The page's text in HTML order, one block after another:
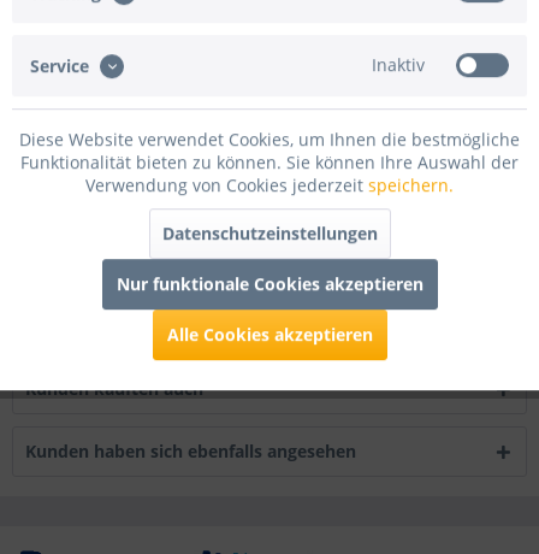
mehr
Bewertungen
1
Bewertungen lesen, schreiben und diskutieren...mehr
Infos zum Hersteller
Folgende Infos zum Hersteller sind verfübar......mehr
Kunden kauften auch
Kunden haben sich ebenfalls angesehen
Service Inaktiv
Diese Website verwendet Cookies, um Ihnen die bestmögliche
Funktionalität bieten zu können. Sie können Ihre Auswahl der
Verwendung von Cookies jederzeit speichern.
Datenschutzeinstellungen
Nur funktionale Cookies akzeptieren
Alle Cookies akzeptieren